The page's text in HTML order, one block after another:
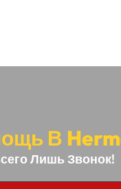
В
Лишь Звонок!